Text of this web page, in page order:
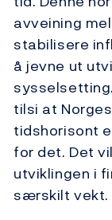
avveining
stabilisere
å jevne ut
tilsi at
tidshorisont
for det. Det
utviklingen i
særskilt vekt.